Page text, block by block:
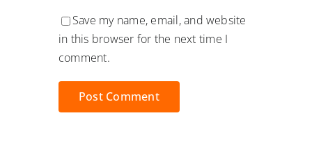
Save my name, email, and website
in this browser for the next time I
comment.